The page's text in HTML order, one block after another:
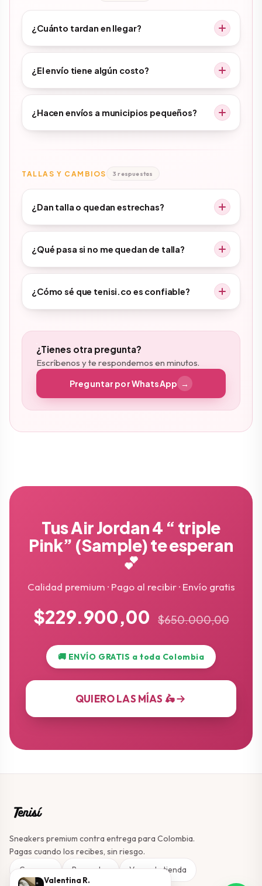
Valentina R.
¿Cuánto tardan en llegar?
¿El envío tiene algún costo?
¿Hacen envíos a municipios pequeños?
TALLAS Y CAMBIOS 3 respuestas
¿Dan talla o quedan estrechas?
¿Qué pasa si no me quedan de talla?
¿Cómo sé que tenisi.co es confiable?
¿Tienes otra pregunta?
Escríbenos y te respondemos en minutos.
Preguntar por WhatsApp →
Tus Air Jordan 4 “ triple
Pink” (Sample) te esperan
💕
Calidad premium · Pago al recibir · Envío gratis
$229.900,00 $650.000,00
🚚 ENVÍO GRATIS a toda Colombia
QUIERO LAS MÍAS 🛵
Sneakers premium contra entrega para Colombia.
Pagas cuando los recibes, sin riesgo.
Comprar
Preguntas Ver en la tienda